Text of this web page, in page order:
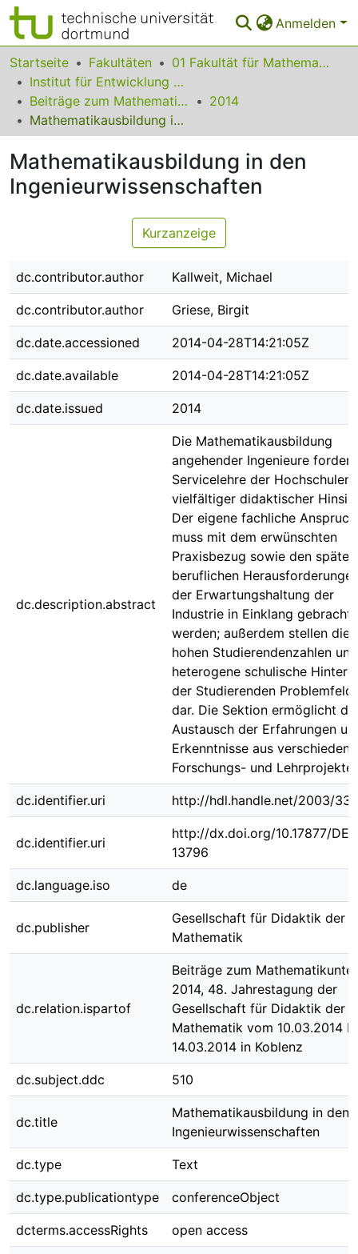
Anmelden
Bereiche & Sammlungen
Das gesamte Repositorium
Statistiken
FAQ
Leitlinien
Zurück zur Startseite
Startseite Fakultäten
01 Fakultät für Mathematik
Institut für Entwicklung und Erforschung des Mathematikunterrichts
Beiträge zum Mathematikunterricht
2014
Mathematikausbildung in den Ingenieurwissenschaften
Mathematikausbildung in den
Ingenieurwissenschaften
Kurzanzeige
dc.contributor.author Kallweit, Michael
dc.contributor.author Griese, Birgit
dc.date.accessioned 2014-04-28T14:21:05Z
dc.date.available 2014-04-28T14:21:05Z
dc.date.issued 2014
dc.description.abstract
Die Mathematikausbildung
angehender Ingenieure
Servicelehre der Hochschulen
vielfältiger didaktischer
Der eigene fachliche Anspruch
muss mit dem erwünschten
Praxisbezug sowie den
beruflichen
der Erwartungshaltung der
Industrie in Einklang gebracht
werden; außerdem stellen die
hohen Studierendenzahlen
heterogene schulische
der Studierenden
dar. Die Sektion ermöglicht
Austausch der Erfahrungen
Erkenntnisse aus
Forschungs- und
dc.identifier.uri http://hdl.handle.net/2003/
dc.identifier.uri
http://dx.doi.org/10.17877/
13796
dc.language.iso de
dc.publisher
Gesellschaft für Didaktik der
Mathematik
dc.relation.ispartof
Beiträge zum
2014, 48. Jahrestagung der
Gesellschaft für Didaktik der
Mathematik vom 10.03.2014
14.03.2014 in Koblenz
dc.subject.ddc 510
dc.title
Mathematikausbildung in den
Ingenieurwissenschaften
dc.type Text
dc.type.publicationtype conferenceObject
dcterms.accessRights open access